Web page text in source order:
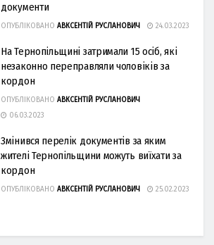
документи
ОПУБЛІКОВАНО АВКСЕНТІЙ РУСЛАНОВИЧ 24.03.2023
На Тернопільщині затримали 15 осіб, які
незаконно переправляли чоловіків за
кордон
ОПУБЛІКОВАНО АВКСЕНТІЙ РУСЛАНОВИЧ
06.03.2023
Змінився перелік документів за яким
жителі Тернопільщини можуть виїхати за
кордон
ОПУБЛІКОВАНО АВКСЕНТІЙ РУСЛАНОВИЧ 25.02.2023